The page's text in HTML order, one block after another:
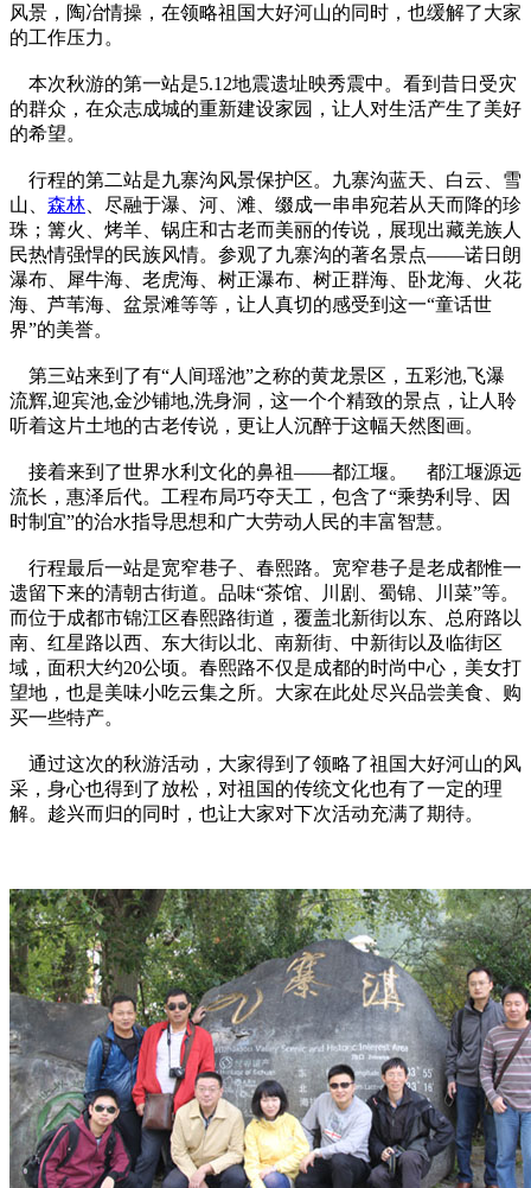
风景，陶冶情操，在领略祖国大好河山的同时，也缓解了大家
的工作压力。
本次秋游的第一站是5.12地震遗址映秀震中。看到昔日受灾
的群众，在众志成城的重新建设家园，让人对生活产生了美好
的希望。
行程的第二站是九寨沟风景保护区。九寨沟蓝天、白云、雪
山、 森林 、尽融于瀑、河、滩、缀成一串串宛若从天而降的珍
珠；篝火、烤羊、锅庄和古老而美丽的传说，展现出藏羌族人
民热情强悍的民族风情。参观了九寨沟的著名景点——诺日朗
瀑布、犀牛海、老虎海、树正瀑布、树正群海、卧龙海、火花
海、芦苇海、盆景滩等等，让人真切的感受到这一“童话世
界”的美誉。
第三站来到了有“人间瑶池”之称的黄龙景区，五彩池,飞瀑
流辉,迎宾池,金沙铺地,洗身洞，这一个个精致的景点，让人聆
听着这片土地的古老传说，更让人沉醉于这幅天然图画。
接着来到了世界水利文化的鼻祖——都江堰。 都江堰源远
流长，惠泽后代。工程布局巧夺天工，包含了“乘势利导、因
时制宜”的治水指导思想和广大劳动人民的丰富智慧。
行程最后一站是宽窄巷子、春熙路。宽窄巷子是老成都惟一
遗留下来的清朝古街道。品味“茶馆、川剧、蜀锦、川菜”等。
而位于成都市锦江区春熙路街道，覆盖北新街以东、总府路以
南、红星路以西、东大街以北、南新街、中新街以及临街区
域，面积大约20公顷。春熙路不仅是成都的时尚中心，美女打
望地，也是美味小吃云集之所。大家在此处尽兴品尝美食、购
买一些特产。
通过这次的秋游活动，大家得到了领略了祖国大好河山的风
采，身心也得到了放松，对祖国的传统文化也有了一定的理
解。趁兴而归的同时，也让大家对下次活动充满了期待。